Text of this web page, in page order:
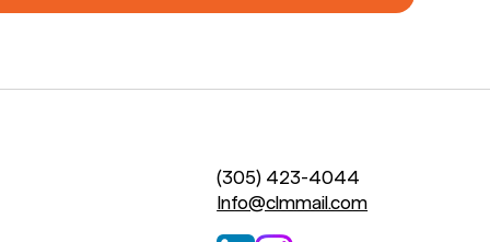
(305) 423-4044
Info@clmmail.com